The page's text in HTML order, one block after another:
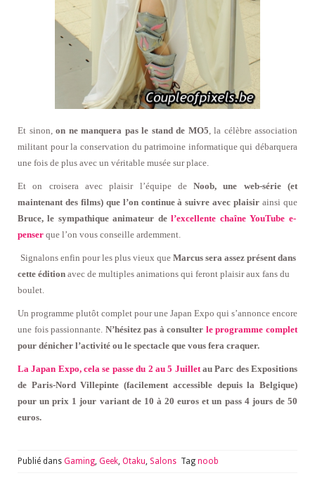
Et sinon, on ne manquera pas le stand de MO5, la célèbre association
militant pour la conservation du patrimoine informatique qui débarquera
une fois de plus avec un véritable musée sur place.
Et on croisera avec plaisir l’équipe deNoob, une web-série (et
maintenant des films) que l’on continue à suivre avec plaisir ainsi que
Bruce, le sympathique animateur del’excellente chaîne YouTube e-
penser que l’on vous conseille ardemment.
Signalons enfin pour les plus vieux que Marcus sera assez présent dans
cette édition avec de multiples animations qui feront plaisir aux fans du
boulet.
Un programme plutôt complet pour une Japan Expo qui s’annonce encore
une fois passionnante. N’hésitez pas à consulter le programme complet
pour dénicher l’activité ou le spectacle que vous fera craquer.
La Japan Expo, cela se passe du 2 au 5 Juilletau Parc des Expositions
de Paris-Nord Villepinte (facilement accessible depuis la Belgique)
pour un prix 1 jour variant de 10 à 20 euros et un pass 4 jours de 50
euros.
Publié dans Gaming, Geek, Otaku, Salons Tag noob